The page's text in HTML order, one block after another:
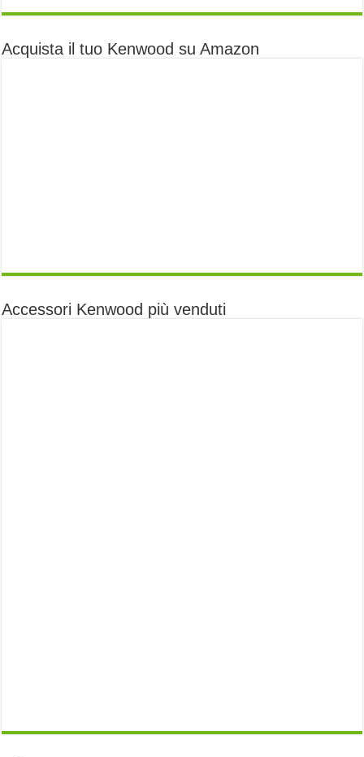
Acquista il tuo Kenwood su Amazon
Accessori Kenwood più venduti